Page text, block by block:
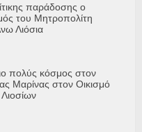
παράδοσης ο
του Μητροπολίτη
Λιόσια
πολύς κόσμος στον
Μαρίνας στον Οικισμό